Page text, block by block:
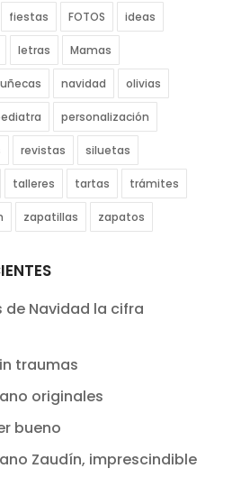
fiestas FOTOS ideas
letras Mamas
navidad olivias
personalización
revistas siluetas
talleres tartas trámites
zapatillas zapatos
de Navidad la cifra
traumas
originales
bueno
Zaudín, imprescindible